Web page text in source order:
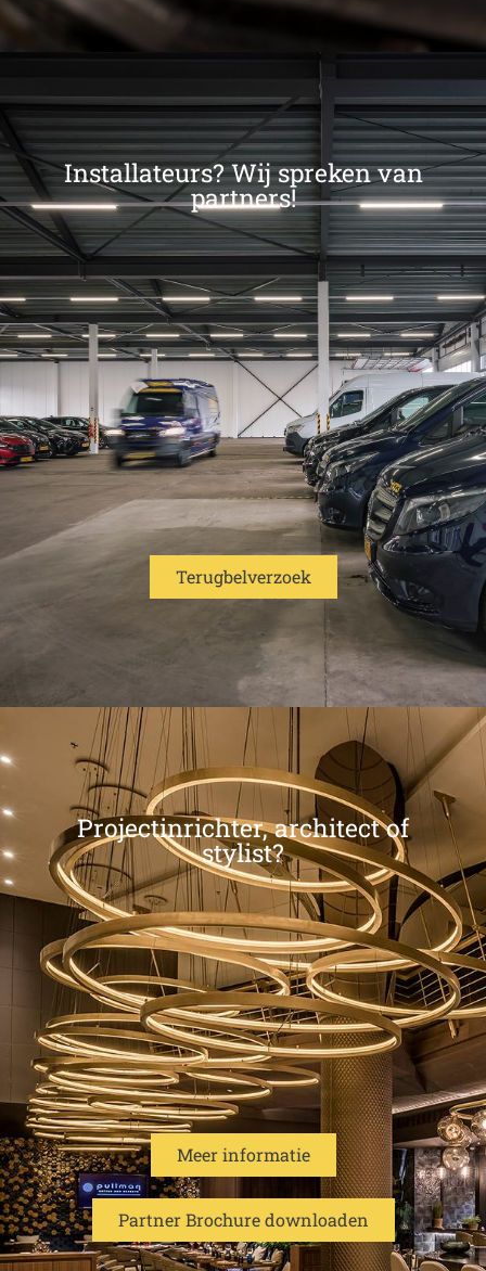
Installateurs? Wij spreken van
partners!
Terugbelverzoek
Projectinrichter, architect of
stylist?
Meer informatie
Partner Brochure downloaden